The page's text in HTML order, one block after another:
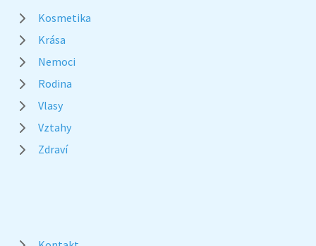
Kosmetika
Krása
Nemoci
Rodina
Vlasy
Vztahy
Zdraví